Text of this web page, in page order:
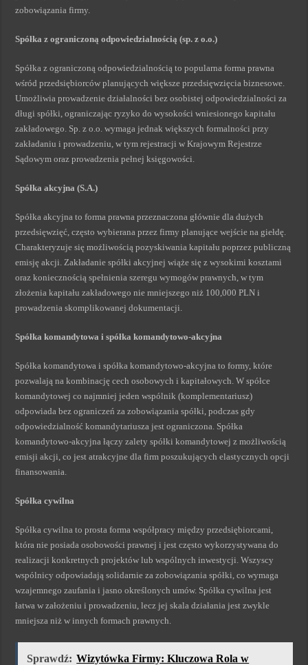
zobowiązania firmy.
Spółka z ograniczoną odpowiedzialnością (sp. z o.o.)
Spółka z ograniczoną odpowiedzialnością to popularna forma prawna
wśród przedsiębiorców planujących większe przedsięwzięcia biznesowe.
Umożliwia prowadzenie działalności bez osobistej odpowiedzialności za
długi spółki, ograniczając ryzyko do wysokości wniesionego kapitału
zakładowego. Sp. z o.o. wymaga jednak większych formalności przy
zakładaniu i prowadzeniu, w tym rejestracji w Krajowym Rejestrze
Sądowym oraz prowadzenia pełnej księgowości.
Spółka akcyjna (S.A.)
Spółka akcyjna to forma prawna przeznaczona głównie dla dużych
przedsięwzięć, często wybierana przez firmy planujące wejście na giełdę.
Charakteryzuje się możliwością pozyskiwania kapitału poprzez publiczną
emisję akcji. Zakładanie spółki akcyjnej wiąże się z wysokimi kosztami
oraz koniecznością spełnienia szeregu wymogów prawnych, w tym
złożenia kapitału zakładowego nie mniejszego niż 100,000 PLN i
prowadzenia skomplikowanej dokumentacji.
Spółka komandytowa i spółka komandytowo-akcyjna
Spółka komandytowa i spółka komandytowo-akcyjna to formy, które
pozwalają na kombinację cech osobowych i kapitałowych. W spółce
komandytowej co najmniej jeden wspólnik (komplementariusz)
odpowiada bez ograniczeń za zobowiązania spółki, podczas gdy
odpowiedzialność komandytariusza jest ograniczona. Spółka
komandytowo-akcyjna łączy zalety spółki komandytowej z możliwością
emisji akcji, co jest atrakcyjne dla firm poszukujących elastycznych opcji
finansowania.
Spółka cywilna
Spółka cywilna to prosta forma współpracy między przedsiębiorcami,
która nie posiada osobowości prawnej i jest często wykorzystywana do
realizacji konkretnych projektów lub wspólnych inwestycji. Wszyscy
wspólnicy odpowiadają solidarnie za zobowiązania spółki, co wymaga
wzajemnego zaufania i jasno określonych umów. Spółka cywilna jest
łatwa w założeniu i prowadzeniu, lecz jej skala działania jest zwykle
mniejsza niż w innych formach prawnych.
Sprawdź: Wizytówka Firmy: Kluczowa Rola w